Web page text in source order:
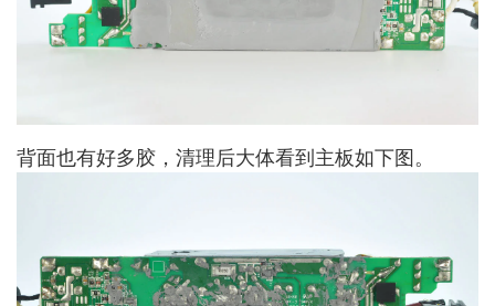
背面也有好多胶，清理后大体看到主板如下图。